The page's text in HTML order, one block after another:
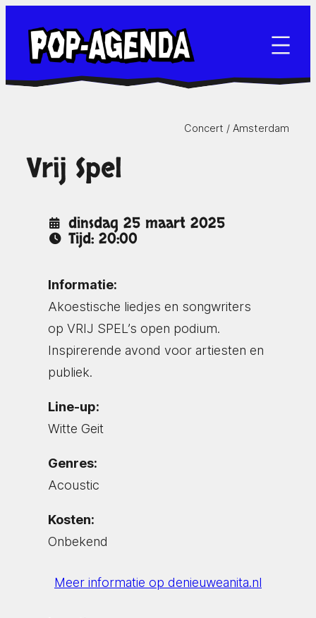
naar
inhoud
Concert / Amsterdam
Vrij Spel
dinsdag 25 maart 2025
Tijd: 20:00
Informatie:
Akoestische liedjes en songwriters
op VRIJ SPEL’s open podium.
Inspirerende avond voor artiesten en
publiek.
Line-up:
Witte Geit
Genres:
Acoustic
Kosten:
Onbekend
Meer informatie op denieuweanita.nl